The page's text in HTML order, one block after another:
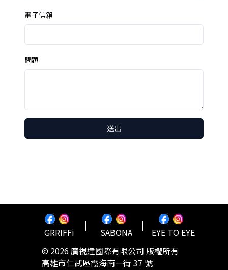
電子信箱
問題
送出
GRRIFFi SABONA
EYE TO EYE
© 2026廣視達國際有限公司 版權所有
高雄市仁武區霞海南一街 37 號